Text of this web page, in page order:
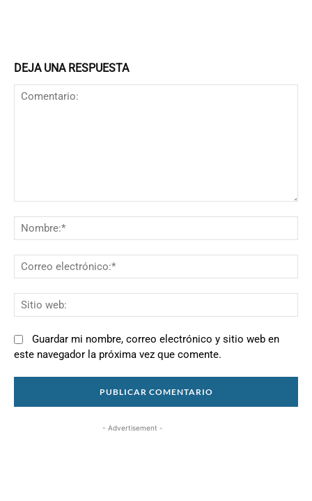
DEJA UNA RESPUESTA
Guardar mi nombre, correo electrónico y sitio web en
este navegador la próxima vez que comente.
- Advertisement -